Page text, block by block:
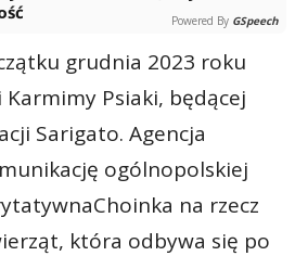
Powered By GSpeech
grudnia 2023 roku
Psiaki, będącej
Sarigato. Agencja
ogólnopolskiej
na rzecz
która odbywa się po